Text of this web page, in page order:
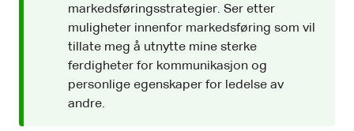
markedsføringsstrategier. Ser etter
muligheter innenfor markedsføring som vil
tillate meg å utnytte mine sterke
ferdigheter for kommunikasjon og
personlige egenskaper for ledelse av
andre.